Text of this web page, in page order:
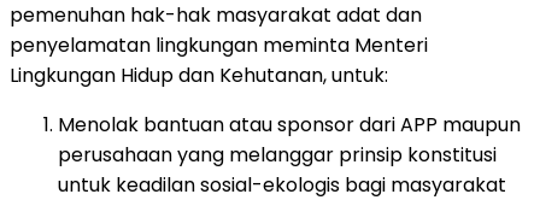
pemenuhan hak-hak masyarakat adat dan
penyelamatan lingkungan meminta Menteri
Lingkungan Hidup dan Kehutanan, untuk:
Menolak bantuan atau sponsor dari APP maupun
perusahaan yang melanggar prinsip konstitusi
untuk keadilan sosial-ekologis bagi masyarakat